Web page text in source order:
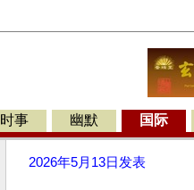
时事 幽默 国际
2026年5月13日 发表